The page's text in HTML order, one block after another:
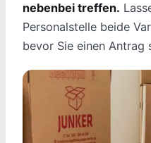
nebenbei treffen.
Personalstelle beide
bevor Sie einen Antrag